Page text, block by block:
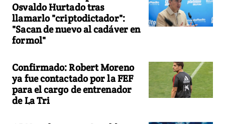
Osvaldo Hurtado tras
llamarlo "criptodictador":
"Sacan de nuevo al cadáver en
formol"
Confirmado: Robert Moreno
ya fue contactado por la FEF
para el cargo de entrenador
de La Tri